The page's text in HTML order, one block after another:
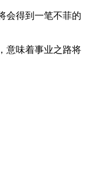
得到一笔不菲的
味着事业之路将